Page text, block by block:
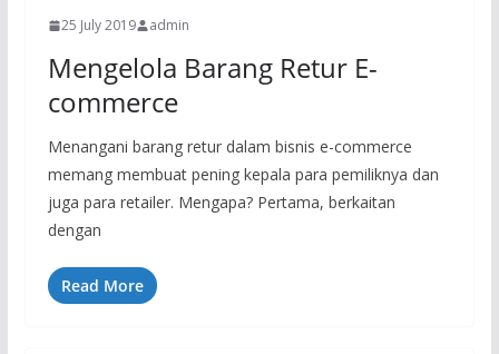
25 July 2019 admin
Mengelola Barang Retur E-
commerce
Menangani barang retur dalam bisnis e-commerce
memang membuat pening kepala para pemiliknya dan
juga para retailer. Mengapa? Pertama, berkaitan
dengan
Read More